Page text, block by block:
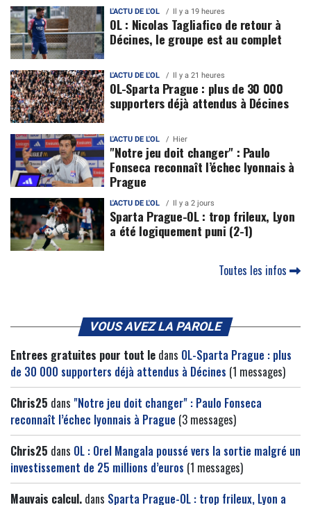
L'ACTU DE L'OL Il y a 19 heures
OL : Nicolas Tagliafico de retour à
Décines, le groupe est au complet
L'ACTU DE L'OL Il y a 21 heures
OL-Sparta Prague : plus de 30 000
supporters déjà attendus à Décines
L'ACTU DE L'OL Hier
"Notre jeu doit changer" : Paulo
Fonseca reconnaît l’échec lyonnais à
Prague
L'ACTU DE L'OL Il y a 2 jours
Sparta Prague-OL : trop frileux, Lyon
a été logiquement puni (2-1)
Toutes les infos
VOUS AVEZ LA PAROLE
Entrees gratuites pour tout le dans OL-Sparta Prague : plus
de 30 000 supporters déjà attendus à Décines (1 messages)
Chris25 dans "Notre jeu doit changer" : Paulo Fonseca
reconnaît l’échec lyonnais à Prague (3 messages)
Chris25 dans OL : Orel Mangala poussé vers la sortie malgré un
investissement de 25 millions d’euros (1 messages)
Mauvais calcul. dans Sparta Prague-OL : trop frileux, Lyon a